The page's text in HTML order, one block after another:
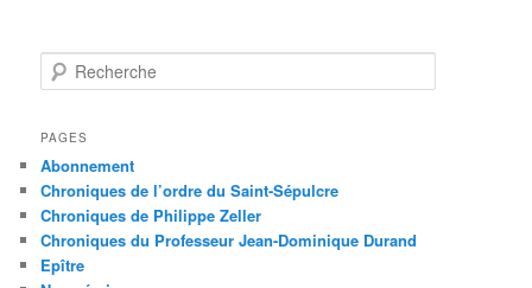
e
h
r
c
h
e
PAGES
Abonnement
Chroniques de l’ordre du Saint-Sépulcre
Chroniques de Philippe Zeller
Chroniques du Professeur Jean-Dominique Durand
Epître